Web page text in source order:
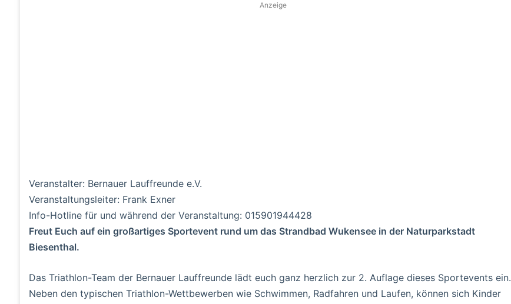
Anzeige
Veranstalter: Bernauer Lauffreunde e.V.
Veranstaltungsleiter: Frank Exner
Info-Hotline für und während der Veranstaltung: 015901944428
Freut Euch auf ein großartiges Sportevent rund um das Strandbad Wukensee in der Naturparkstadt
Biesenthal.
Das Triathlon-Team der Bernauer Lauffreunde lädt euch ganz herzlich zur 2. Auflage dieses Sportevents ein.
Neben den typischen Triathlon-Wettbewerben wie Schwimmen, Radfahren und Laufen, können sich Kinder